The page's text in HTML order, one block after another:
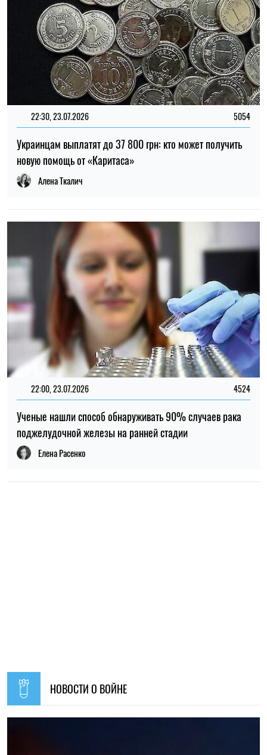
19:00, 16.06.2026 288
печать возрастом 2700 лет
11:30, 19.04.2026 49
КНДР провела серию запусков неизвестной ракеты в
рамках новых испытаний
Елена Расенко